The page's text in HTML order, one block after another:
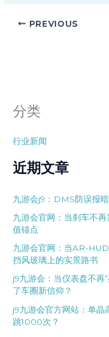
PREVIOUS
分类
行业新闻
近期文章
九游会j9：DMS防误报
九游会官网：当刹车不
值锚点
九游会官网：当AR-
挡风玻璃上的实景路书
j9九游会：当仪表盘不再
了车圈新信仰？
j9九游会官方网站：单晶
跳1000次？